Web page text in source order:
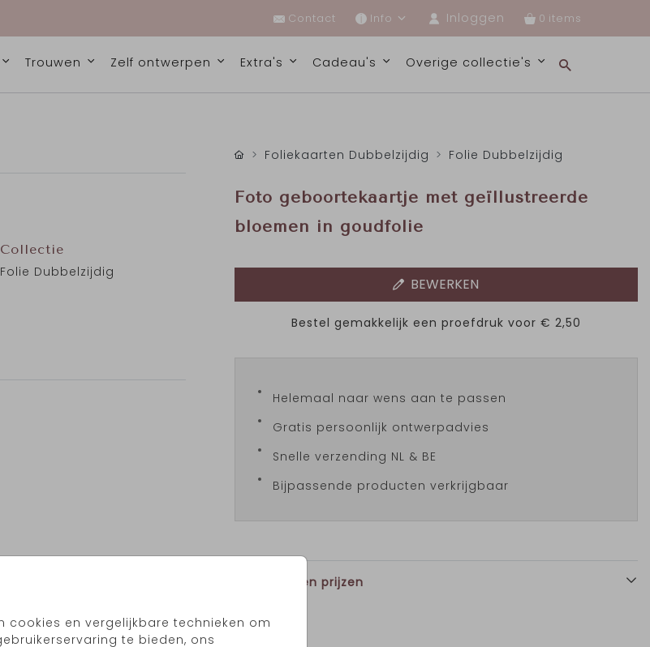
Contact Info Inloggen 0
Trouwen Zelf ontwerpen Extra's Cadeau's Overige collectie's
cookies en vergelijkbare technieken om
te bieden, ons
Collectie
Folie Dubbelzijdig
Foliekaarten Dubbelzijdig Folie Dubbelzijdig
Foto geboortekaartje met geïllustreerde
bloemen in goudfolie
BEWERKEN
Bestel gemakkelijk een proefdruk voor € 2,50
Helemaal naar wens aan te passen
Gratis persoonlijk ontwerpadvies
Snelle verzending NL & BE
Bijpassende producten verkrijgbaar
Formaten en prijzen